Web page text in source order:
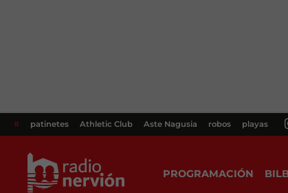
# patinetes Athletic Club Aste Nagusia robos playas
PROGRAMACIÓN